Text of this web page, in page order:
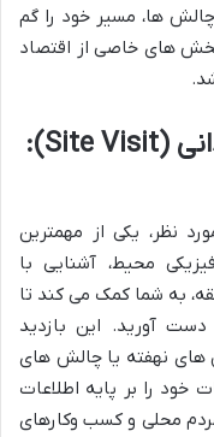
ها، مسیر خود را گم
های خاصی از اقتصاد
بازدید حضوری و بررسی میدانی (Site Visit):
نظر، یکی از مهمترین
محیط، آشنایی با
به شما کمک می کند تا
آورید. این بازدید
های نهفته یا چالش های
خود را بر پایه اطلاعات
محلی و کسب وکارهای